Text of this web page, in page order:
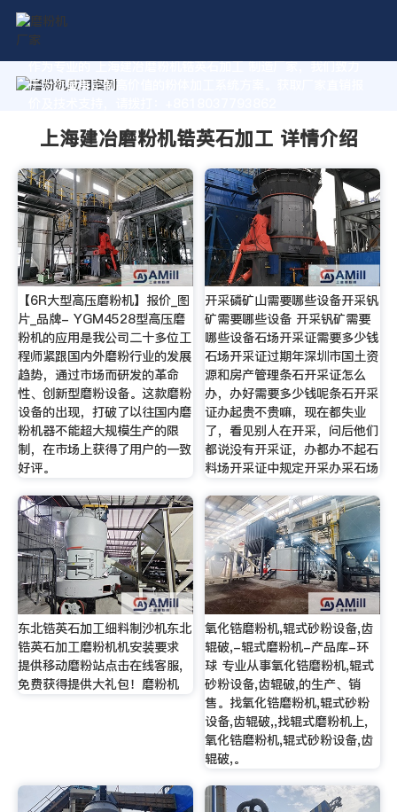
作为专业的 上海建冶磨粉机锆英石加工 制造厂家，我们致力
于为您量身定制高价值的粉体加工系统方案。获取厂家直销报
上海建冶磨粉机锆英石加工 详情介绍
【6R大型高压磨粉机】报价_图
片_品牌- YGM4528型高压磨
粉机的应用是我公司二十多位工
程师紧跟国内外磨粉行业的发展
趋势，通过市场而研发的革命
性、创新型磨粉设备。这款磨粉
设备的出现，打破了以往国内磨
粉机器不能超大规模生产的限
制，在市场上获得了用户的一致
好评。
开采磷矿山需要哪些设备开采钒
矿需要哪些设备 开采钒矿需要
哪些设备石场开采证需要多少钱
石场开采证过期年深圳市国土资
源和房产管理条石开采证怎么
办，办好需要多少钱呢条石开采
证办起贵不贵嘛，现在都失业
了，看见别人在开采，问后他们
都说没有开采证，办都办不起石
料场开采证中规定开采办采石场
东北锆英石加工细料制沙机东北
锆英石加工磨粉机机安装要求
提供移动磨粉站点击在线客服,
免费获得提供大礼包！磨粉机
氧化锆磨粉机,辊式砂粉设备,齿
辊破,-辊式磨粉机-产品库-环
球 专业从事氧化锆磨粉机,辊式
砂粉设备,齿辊破,的生产、销
售。找氧化锆磨粉机,辊式砂粉
设备,齿辊破,,找辊式磨粉机上,
氧化锆磨粉机,辊式砂粉设备,齿
辊破,。